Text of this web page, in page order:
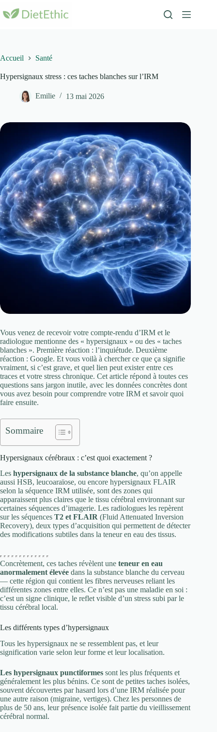
au
contenu
Accueil Santé
Hypersignaux stress : ces taches blanches sur l’IRM
Emilie 13 mai 2026
Vous venez de recevoir votre compte-rendu d’IRM et le
radiologue mentionne des « hypersignaux » ou des « taches
blanches ». Première réaction : l’inquiétude. Deuxième
réaction : Google. Et vous voilà à chercher ce que ça signifie
vraiment, si c’est grave, et quel lien peut exister entre ces
traces et votre stress chronique. Cet article répond à toutes ces
questions sans jargon inutile, avec les données concrètes dont
vous avez besoin pour comprendre votre IRM et savoir quoi
faire ensuite.
Sommaire
Hypersignaux cérébraux : c’est quoi exactement ?
Les hypersignaux de la substance blanche, qu’on appelle
aussi HSB, leucoaraïose, ou encore hypersignaux FLAIR
selon la séquence IRM utilisée, sont des zones qui
apparaissent plus claires que le tissu cérébral environnant sur
certaines séquences d’imagerie. Les radiologues les repèrent
sur les séquences T2 et FLAIR (Fluid Attenuated Inversion
Recovery), deux types d’acquisition qui permettent de détecter
des modifications subtiles dans la teneur en eau des tissus.
Concrètement, ces taches révèlent une teneur en eau
anormalement élevée dans la substance blanche du cerveau
— cette région qui contient les fibres nerveuses reliant les
différentes zones entre elles. Ce n’est pas une maladie en soi :
c’est un signe clinique, le reflet visible d’un stress subi par le
tissu cérébral local.
Les différents types d’hypersignaux
Tous les hypersignaux ne se ressemblent pas, et leur
signification varie selon leur forme et leur localisation.
Les hypersignaux punctiformes sont les plus fréquents et
généralement les plus bénins. Ce sont de petites taches isolées,
souvent découvertes par hasard lors d’une IRM réalisée pour
une autre raison (migraine, vertiges). Chez les personnes de
plus de 50 ans, leur présence isolée fait partie du vieillissement
cérébral normal.